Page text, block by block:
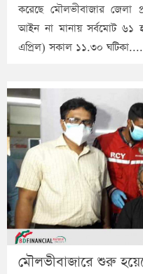
করেছে মৌলভীবাজার জেলা
আইন না মানায় সর্বমোট ৬১
এপ্রিল) সকাল ১১.৩০
মৌলভীবাজারে শুরু